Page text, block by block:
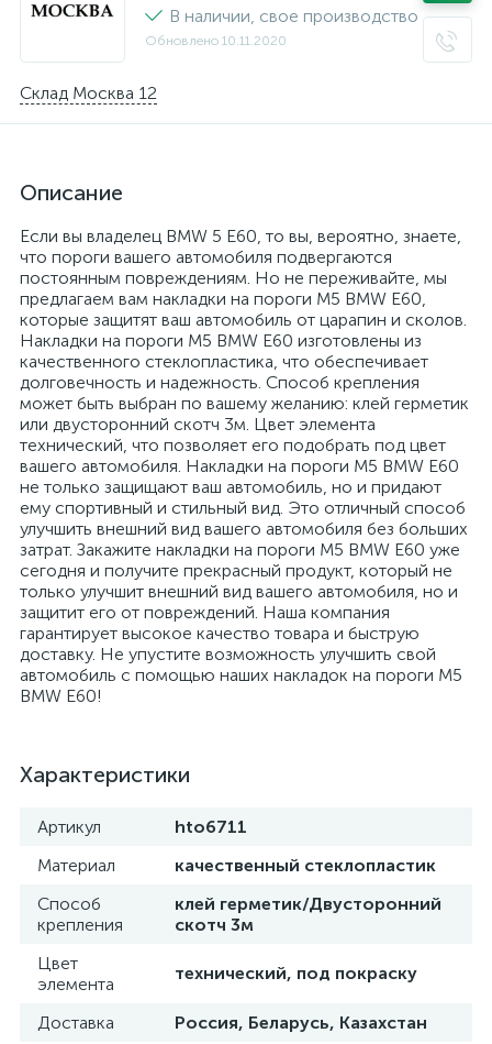
Склад Москва 12
В наличии, свое производство
Обновлено 10.11.2020
Описание
Если вы владелец BMW 5 E60, то вы, вероятно, знаете,
что пороги вашего автомобиля подвергаются
постоянным повреждениям. Но не переживайте, мы
предлагаем вам накладки на пороги M5 BMW E60,
которые защитят ваш автомобиль от царапин и сколов.
Накладки на пороги M5 BMW E60 изготовлены из
качественного стеклопластика, что обеспечивает
долговечность и надежность. Способ крепления
может быть выбран по вашему желанию: клей герметик
или двусторонний скотч 3м. Цвет элемента
технический, что позволяет его подобрать под цвет
вашего автомобиля. Накладки на пороги M5 BMW E60
не только защищают ваш автомобиль, но и придают
ему спортивный и стильный вид. Это отличный способ
улучшить внешний вид вашего автомобиля без больших
затрат. Закажите накладки на пороги M5 BMW E60 уже
сегодня и получите прекрасный продукт, который не
только улучшит внешний вид вашего автомобиля, но и
защитит его от повреждений. Наша компания
гарантирует высокое качество товара и быструю
доставку. Не упустите возможность улучшить свой
автомобиль с помощью наших накладок на пороги M5
BMW E60!
Характеристики
Артикул
hto6711
Материал
качественный стеклопластик
Способ
крепления
клей герметик/Двусторонний
скотч 3м
Цвет
элемента
технический, под покраску
Доставка Россия, Беларусь, Казахстан